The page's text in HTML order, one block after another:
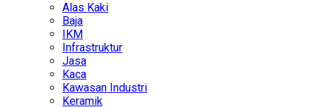
Alas Kaki
Baja
IKM
Infrastruktur
Jasa
Kaca
Kawasan Industri
Keramik